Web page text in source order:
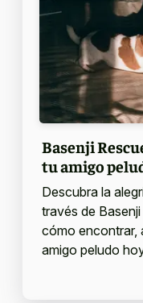
Basenji
tu amigo
Descubra la
través de
cómo encontrar,
amigo peludo